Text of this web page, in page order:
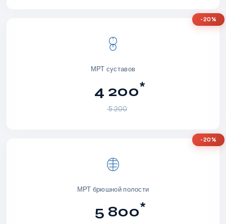
МРТ суставов
4 200*
5 200
-20%
МРТ брюшной полости
5 800*
-20%